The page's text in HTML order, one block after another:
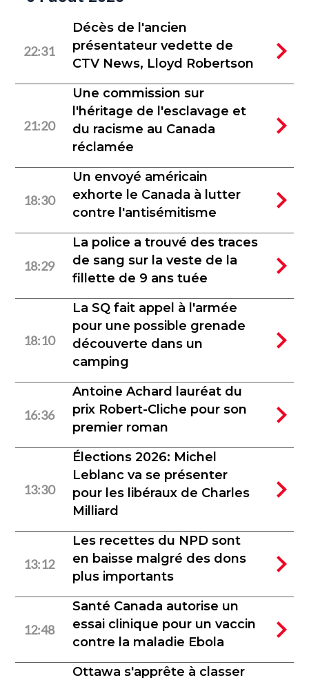
22:31
Décès de l'ancien
présentateur vedette de
CTV News, Lloyd Robertson
21:20
Une commission sur
l'héritage de l'esclavage et
du racisme au Canada
réclamée
18:30
Un envoyé américain
exhorte le Canada à lutter
contre l'antisémitisme
18:29
La police a trouvé des traces
de sang sur la veste de la
fillette de 9 ans tuée
18:10
La SQ fait appel à l'armée
pour une possible grenade
découverte dans un
camping
16:36
Antoine Achard lauréat du
prix Robert-Cliche pour son
premier roman
13:30
Élections 2026: Michel
Leblanc va se présenter
pour les libéraux de Charles
Milliard
13:12
Les recettes du NPD sont
en baisse malgré des dons
plus importants
12:48
Santé Canada autorise un
essai clinique pour un vaccin
contre la maladie Ebola
Ottawa s'apprête à classer